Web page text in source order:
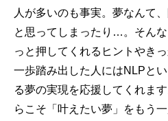
人が多いのも事実。夢なんて
と思ってしまったり…。そん
っと押してくれるヒントやき
一歩踏み出した人にはNLPと
る夢の実現を応援してくれま
らこそ「叶えたい夢」をもう